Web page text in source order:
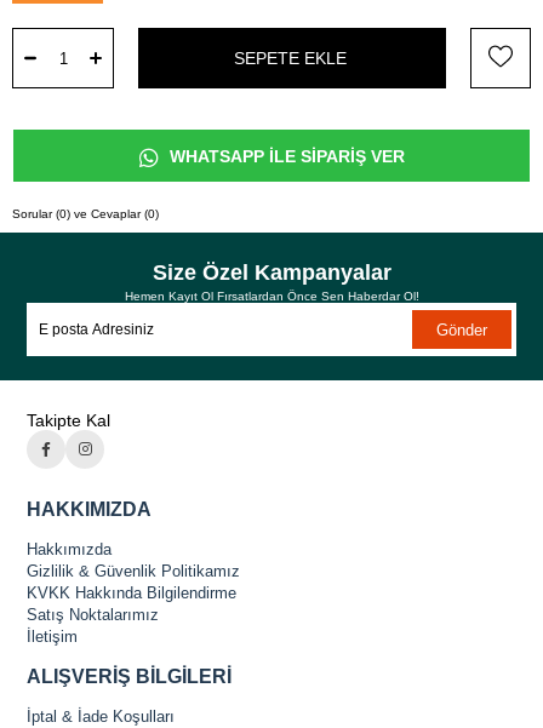
WHATSAPP İLE SİPARİŞ VER
Sorular (0) ve Cevaplar (0)
Size Özel Kampanyalar
Hemen Kayıt Ol Fırsatlardan Önce Sen Haberdar Ol!
Gönder
Takipte Kal
HAKKIMIZDA
Hakkımızda
Gizlilik & Güvenlik Politikamız
KVKK Hakkında Bilgilendirme
Satış Noktalarımız
İletişim
ALIŞVERİŞ BİLGİLERİ
İptal & İade Koşulları